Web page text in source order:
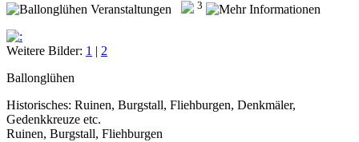
Veranstaltungen 3
Weitere Bilder: 1 | 2
Ballonglühen
Historisches: Ruinen, Burgstall, Fliehburgen, Denkmäler,
Gedenkkreuze etc.
Ruinen, Burgstall, Fliehburgen